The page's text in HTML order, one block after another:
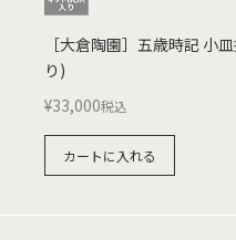
［大倉陶園］五歳時記 小
り)
¥33,000税込
カートに入れる